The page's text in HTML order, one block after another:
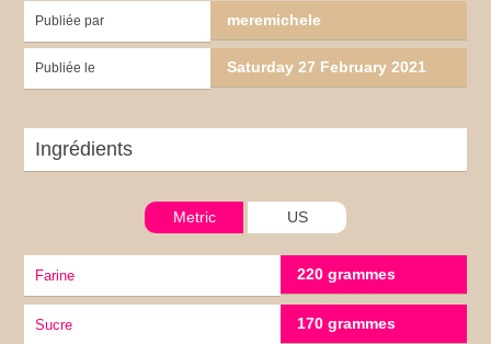
Publiée par meremichele
Publiée le Saturday 27 February 2021
Ingrédients
Metric US
Farine 220 grammes
Sucre 170 grammes